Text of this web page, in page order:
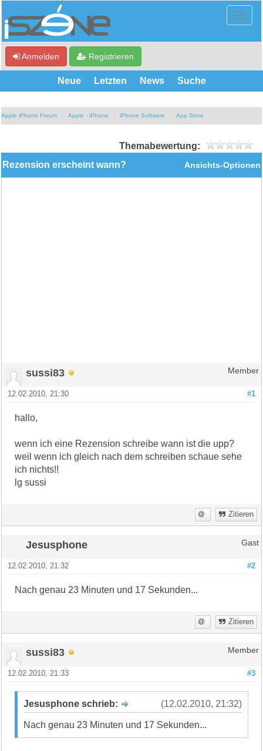
Anmelden Registrieren
Neue Letzten News Suche
Apple iPhone Forum Apple - iPhone iPhone Software App Store
Themabewertung:
Ansichts-Optionen
Rezension erscheint wann?
sussi83 Member
#1
12.02.2010, 21:30
hallo,
wenn ich eine Rezension schreibe wann ist die upp?
weil wenn ich gleich nach dem schreiben schaue sehe
ich nichts!!
lg sussi
Zitieren
Jesusphone Gast
#2
12.02.2010, 21:32
Nach genau 23 Minuten und 17 Sekunden...
Zitieren
sussi83 Member
#3
12.02.2010, 21:33
(12.02.2010, 21:32)
Jesusphone schrieb:
Nach genau 23 Minuten und 17 Sekunden...